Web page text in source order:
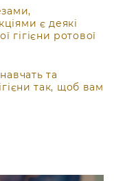
є деякі
гігієни ротової
та
так, щоб вам